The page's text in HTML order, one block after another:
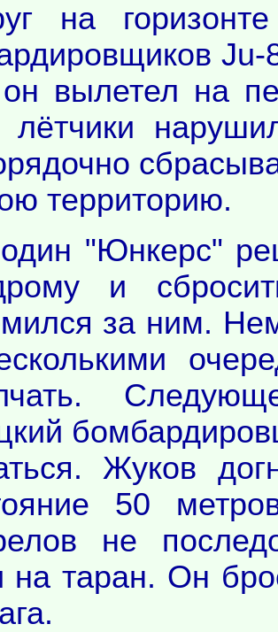
на
Ju-
вылетел на
территорию.
"Юнкерс"
и
за ним.
Жуков
50
не
на таран. Он